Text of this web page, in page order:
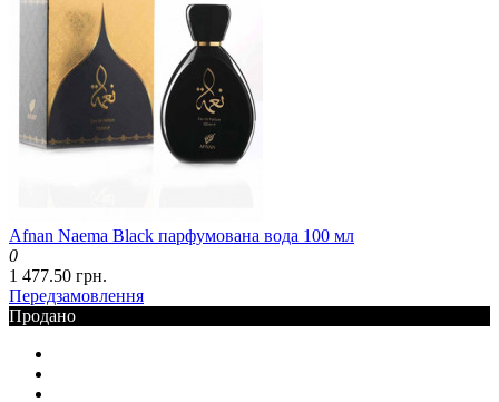
Afnan Naema Black парфумована вода 100 мл
0
1 477.50 грн.
Передзамовлення
Продано